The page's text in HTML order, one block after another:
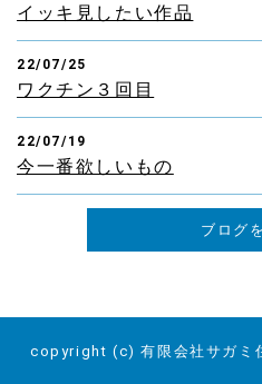
イッキ見したい作品
22/07/25
ワクチン３回目
22/07/19
今一番欲しいもの
ブログ
copyright (c) 有限会社サガミ